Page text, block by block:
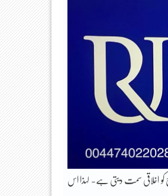
اخلاقی سمت دیتی ہے- لہذا اس